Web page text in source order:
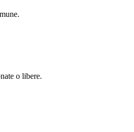
o libere.